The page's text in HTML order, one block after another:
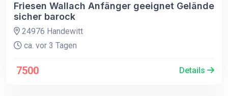
Friesen Wallach Anfänger geeignet Gelände
sicher barock
24976 Handewitt
ca. vor 3 Tagen
7500 Details